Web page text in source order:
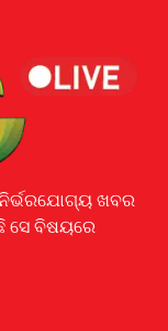
ଖବର
ସେ ବିଷୟରେ